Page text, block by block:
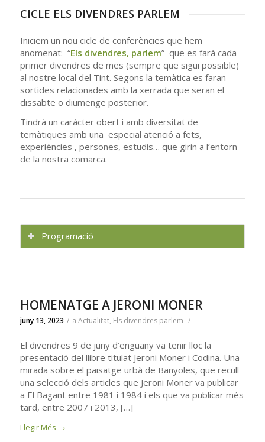
CICLE ELS DIVENDRES PARLEM
Iniciem un nou cicle de conferències que hem
anomenat: “Els divendres, parlem” que es farà cada
primer divendres de mes (sempre que sigui possible)
al nostre local del Tint. Segons la temàtica es faran
sortides relacionades amb la xerrada que seran el
dissabte o diumenge posterior.
Tindrà un caràcter obert i amb diversitat de
temàtiques amb una especial atenció a fets,
experiències , persones, estudis… que girin a l’entorn
de la nostra comarca.
Programació
HOMENATGE A JERONI MONER
juny 13, 2023 / a Actualitat, Els divendres parlem /
El divendres 9 de juny d’enguany va tenir lloc la
presentació del llibre titulat Jeroni Moner i Codina. Una
mirada sobre el paisatge urbà de Banyoles, que recull
una selecció dels articles que Jeroni Moner va publicar
a El Bagant entre 1981 i 1984 i els que va publicar més
tard, entre 2007 i 2013, […]
Llegir Més →